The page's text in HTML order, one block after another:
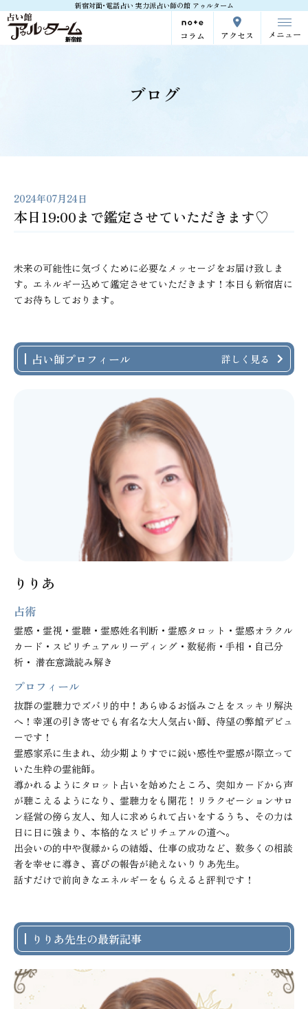
新宿対面･電話占い 実力派占い師の館 アゥルターム
コラム アクセス メニュー
ブログ
2024年07月24日
本日19:00まで鑑定させていただきます♡
未来の可能性に気づくために必要なメッセージをお届け致しま
す。エネルギー込めて鑑定させていただきます！本日も新宿店に
てお待ちしております。
占い師プロフィール 詳しく見る
りりあ
占術
霊感・霊視・霊聴・霊感姓名判断・霊感タロット・霊感オラクル
カード・スピリチュアルリーディング・数秘術・手相・自己分
析・ 潜在意識読み解き
プロフィール
抜群の霊聴力でズバリ的中！あらゆるお悩みごとをスッキリ解決
へ！幸運の引き寄せでも有名な大人気占い師、待望の弊館デビュ
ーです！
霊感家系に生まれ、幼少期よりすでに鋭い感性や霊感が際立って
いた生粋の霊能師。
導かれるようにタロット占いを始めたところ、突如カードから声
が聴こえるようになり、霊聴力をも開花！リラクゼーションサロ
ン経営の傍ら友人、知人に求められて占いをするうち、その力は
日に日に強まり、本格的なスピリチュアルの道へ。
出会いの的中や復縁からの結婚、仕事の成功など、数多くの相談
者を幸せに導き、喜びの報告が絶えないりりあ先生。
話すだけで前向きなエネルギーをもらえると評判です！
りりあ先生の最新記事